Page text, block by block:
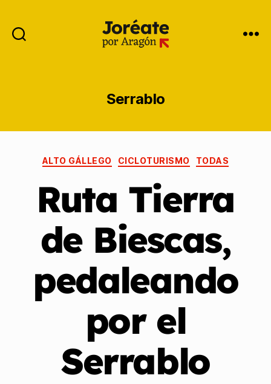
Serrablo
ALTO GÁLLEGO CICLOTURISMO TODAS
Ruta Tierra
de Biescas,
pedaleando
por el
Serrablo